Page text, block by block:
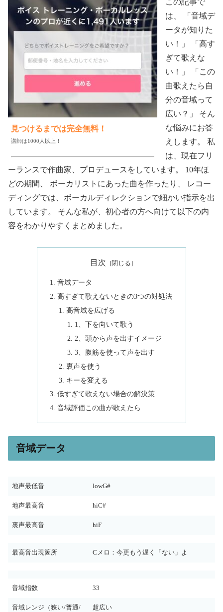
見つけるまでは完全無料！
講師は1000人以上！
この記事で
は、 「音域デ
ータが知りた
い！」 「高す
ぎて歌えな
い！」 「この
曲歌えたら自
分の音域って
広い？」 そん
な悩みにお答
えします。 私
は、現在フリ
ーランスで作曲家、プロデュースをしています。 10年ほ
どの期間、 ボーカリストにあった曲を作ったり、 レコー
ディングでは、ボーカルディレクションで細かい指示を出
しています。 そんな私が、初心者の方へ向けて以下の内
容をわかりやすくまとめました。
目次
音域データ
高すぎて歌えないときの3つの対処法
高音域を広げる
1、下を向いて歌う
2、頭から声を出すイメージ
3、腹筋を使って声を出す
裏声を使う
キーを変える
低すぎて歌えない場合の解決策
音域評価この曲が歌えたら
音域データ
地声最低音 lowG#
地声最高音 hiC#
裏声最高音 hiF
最高音出現箇所 Cメロ：今更もう遅く「ない」よ
音域指数 33
音域レンジ（狭い/普通/ 超広い